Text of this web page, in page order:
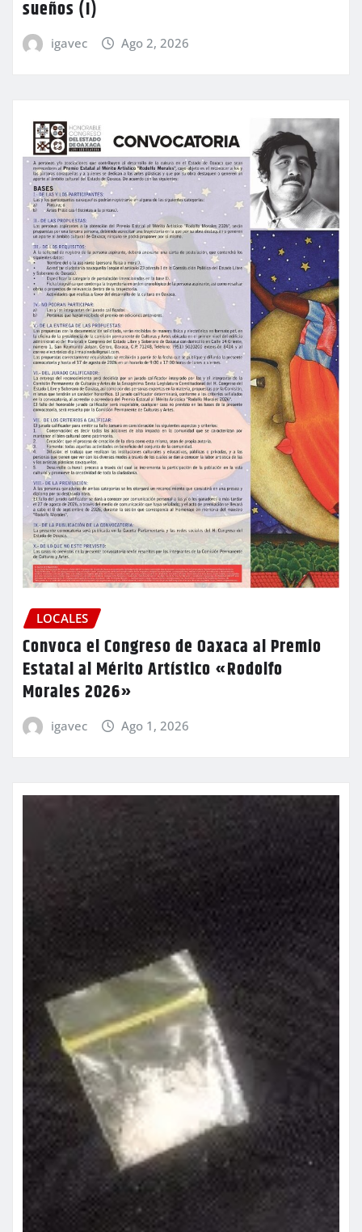
sueños (I)
igavec Ago 2, 2026
LOCALES
Convoca el Congreso de Oaxaca al Premio
Estatal al Mérito Artístico «Rodolfo
Morales 2026»
igavec Ago 1, 2026